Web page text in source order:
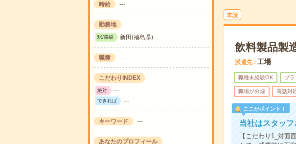
時給 ---
勤務地
駅/路線 新田(福島県)
職種 ---
こだわりINDEX
絶対 ---
できれば ---
キーワード ---
あなたのプロフィール
未読
飲料製品製
派遣先 工場
職種未経験OK ブ
職場が分煙 電話対
ここがポイント！
当社はスタッ
【こだわり1_対面